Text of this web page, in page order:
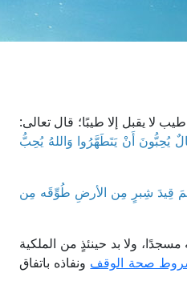
لا يقبل إلا طيبًا؛ قال تعالى:
يُحِبُّونَ أَنْ يَتَطَهَّرُوا وَاللهُ يُحِبُّ
قِيدَ شِبرٍ مِن الأرضِ طُوِّقَه مِن
ولا بد حينئذٍ من الملكية
صحة الوقف ونفاذه باتفاق